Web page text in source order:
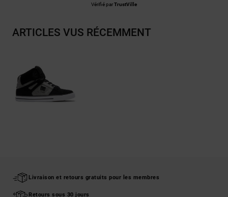
Vérifié parTrustVille
ARTICLES VUS RÉCEMMENT
Livraison et retours gratuits pour les membres
Retours sous 30 jours